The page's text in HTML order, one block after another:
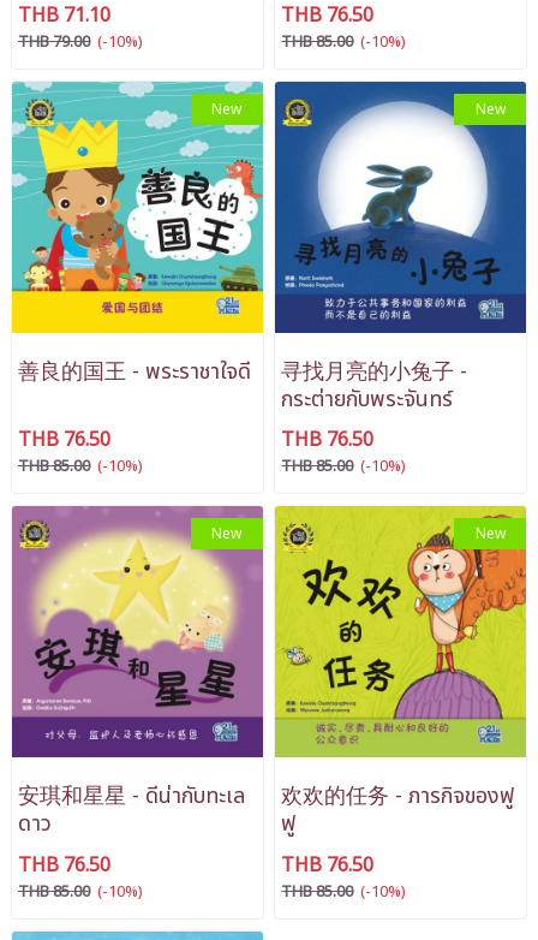
THB 71.10
THB 79.00 (-10%)
THB 76.50
THB 85.00 (-10%)
New
善良的国王 - พระราชาใจดี
THB 76.50
THB 85.00 (-10%)
New
寻找月亮的小兔子 -
กระต่ายกับพระจันทร์
THB 76.50
THB 85.00 (-10%)
New
安琪和星星 - ดีน่ากับทะเล
ดาว
THB 76.50
THB 85.00 (-10%)
New
欢欢的任务 - ภารกิจของฟู
ฟู
THB 76.50
THB 85.00 (-10%)